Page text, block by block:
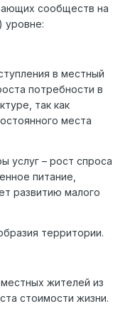
сообществ на
уровне:
в местный
потребности в
так как
места
услуг – рост спроса
питание,
развитию малого
территории.
жителей из
стоимости жизни.